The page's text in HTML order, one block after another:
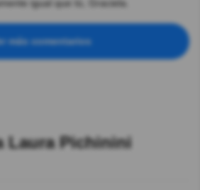
igual que tú, Graciela.
más comentarios
Laura Pichinini